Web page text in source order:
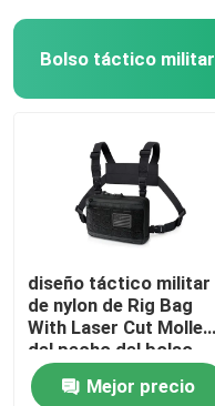
Bolso táctico militar
diseño táctico militar
de nylon de Rig Bag
With Laser Cut Molle
del pecho del bolso
1000D
Mejor precio